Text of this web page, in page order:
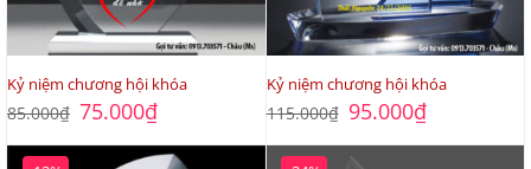
Kỷ niệm chương hội khóa
85.000₫ Giá
gốc
là:
85.000₫.
75.000₫Giá
tại
là:
Kỷ niệm chương hội khóa
115.000₫ Giá
gốc
là:
115.000₫.
95.000₫Giá
hiện
tại